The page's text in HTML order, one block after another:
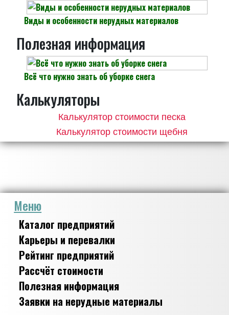
Виды и особенности нерудных материалов
Полезная информация
Всё что нужно знать об уборке снега
Калькуляторы
Калькулятор стоимости песка
Калькулятор стоимости щебня
Меню
Каталог предприятий
Карьеры и перевалки
Рейтинг предприятий
Рассчёт стоимости
Полезная информация
Заявки на нерудные материалы